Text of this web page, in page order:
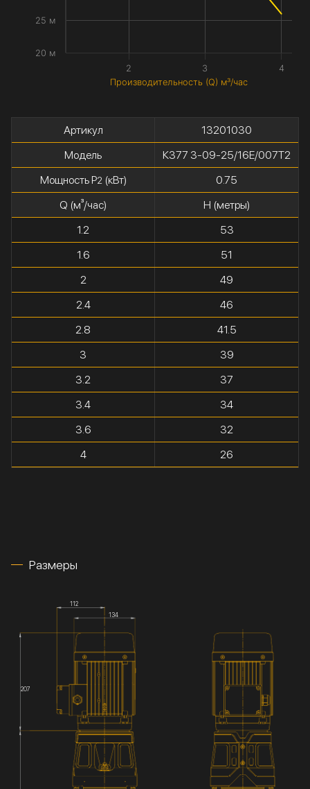
Производительность (Q) м³/час
2 3 4
20 м
25 м
Артикул
13201030
Модель
К377 3-09-25/16Е/007Т2
Мощность P2(кВт)
0.75
Q (м³/час)
H (метры)
1.2
53
1.6
51
2
49
2.4
46
2.8
41.5
3
39
3.2
37
3.4
34
3.6
32
4
26
Размеры
112
134
207